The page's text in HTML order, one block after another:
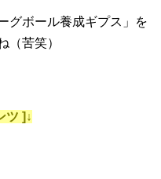
グボール養成ギプス」を
（苦笑）
ツ ]↓